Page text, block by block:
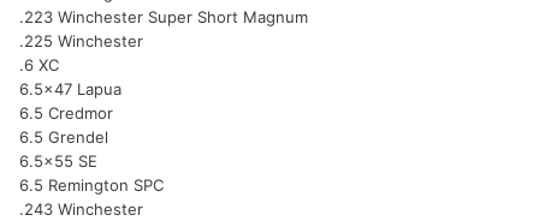
.223 Winchester Super Short Magnum
.225 Winchester
.6 XC
6.5x47 Lapua
6.5 Credmor
6.5 Grendel
6.5x55 SE
6.5 Remington SPC
.243 Winchester